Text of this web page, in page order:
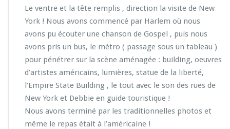
Le ventre et la tête remplis , direction la visite de New
York ! Nous avons commencé par Harlem où nous
avons pu écouter une chanson de Gospel , puis nous
avons pris un bus, le métro ( passage sous un tableau )
pour pénétrer sur la scène aménagée : building, oeuvres
d’artistes américains, lumières, statue de la liberté,
l’Empire State Building , le tout avec le son des rues de
New York et Debbie en guide touristique !
Nous avons terminé par les traditionnelles photos et
même le repas était à l’américaine !